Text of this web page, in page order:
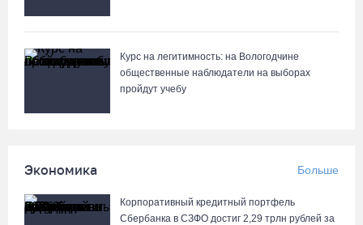
Череповчанку задержали с наркотиками: общая масса изъятого
Курс на легитимность: на Вологодчине
общественные наблюдатели на выборах
пройдут учебу
Экономика Больше
Корпоративный кредитный портфель
Сбербанка в СЗФО достиг 2,29 трлн рублей за